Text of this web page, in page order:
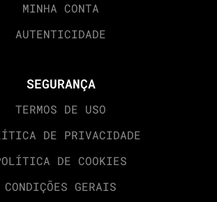
MINHA CONTA
AUTENTICIDADE
SEGURANÇA
TERMOS DE USO
DE PRIVACIDADE
DE COOKIES
CONDIÇÕES GERAIS